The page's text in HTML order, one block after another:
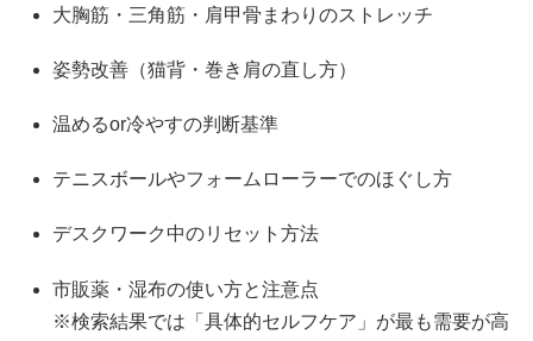
大胸筋・三角筋・肩甲骨まわりのストレッチ
姿勢改善（猫背・巻き肩の直し方）
温めるor冷やすの判断基準
テニスボールやフォームローラーでのほぐし方
デスクワーク中のリセット方法
市販薬・湿布の使い方と注意点
※検索結果では「具体的セルフケア」が最も需要が高